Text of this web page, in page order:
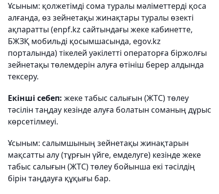
Ұсыным: қолжетімді сома туралы мәліметтерді қоса
алғанда, өз зейнетақы жинақтары туралы өзекті
ақпаратты (enpf.kz сайтындағы жеке кабинетте,
БЖЗҚ мобильді қосымшасында, egov.kz
порталында) тікелей уәкілетті операторға біржолғы
зейнетақы төлемдерін алуға өтініш берер алдында
тексеру.
Екінші себеп: жеке табыс салығын (ЖТС) төлеу
тәсілін таңдау кезінде алуға болатын соманың дұрыс
көрсетілмеуі.
Ұсыным: салымшының зейнетақы жинақтарын
мақсатты алу (тұрғын үйге, емделуге) кезінде жеке
табыс салығын (ЖТС) төлеу бойынша екі тәсілдің
бірін таңдауға құқығы бар.